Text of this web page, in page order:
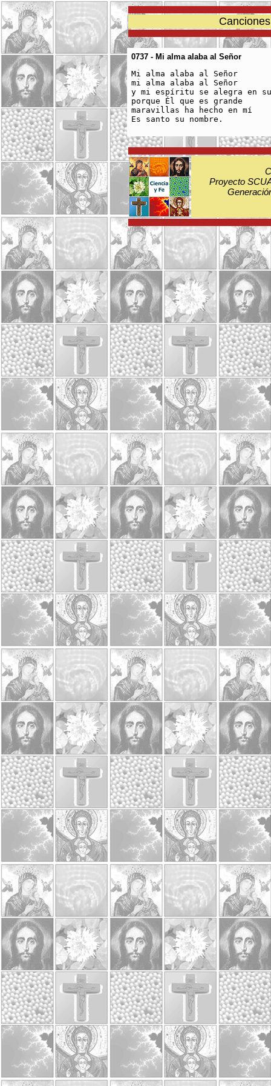
0737 - Mi alma alaba al Señor
Mi alma alaba al Señor
mi alma alaba al Señor
y mi espíritu se alegra en
porque Él que es grande
maravillas ha hecho en mí
Proyecto